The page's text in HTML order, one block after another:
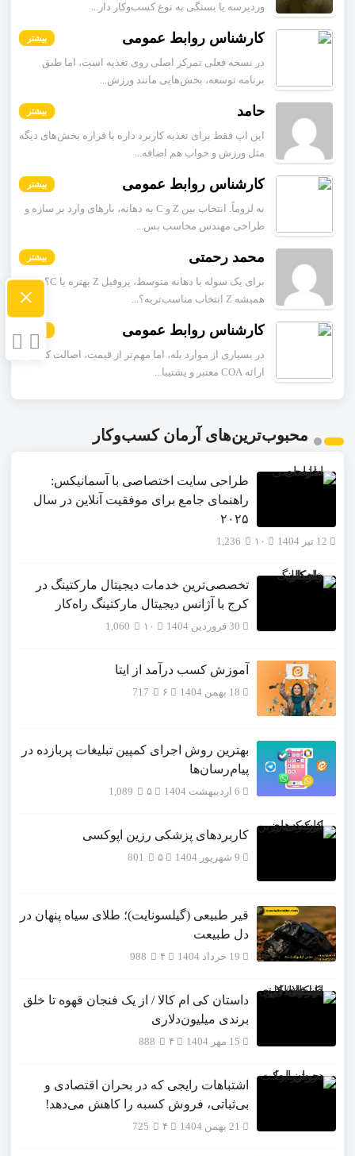
وردپرسه یا بستگی به نوع کسب‌وکار دار...
کارشناس روابط عمومی بیشتر
در نسخه فعلی تمرکز اصلی روی تغذیه است، اما طبق
برنامه توسعه، بخش‌هایی مانند ورزش...
حامد بیشتر
این اپ فقط برای تغذیه کاربرد داره یا قراره بخش‌های دیگه
مثل ورزش و خواب هم اضافه...
کارشناس روابط عمومی بیشتر
نه لزوماً. انتخاب بین Z و C به دهانه، بارهای وارد بر سازه و
طراحی مهندس محاسب بس...
محمد رحمتی بیشتر
برای یک سوله با دهانه متوسط، پروفیل Z بهتره یا C؟
همیشه Z انتخاب مناسب‌تریه؟...
کارشناس روابط عمومی بیشتر
در بسیاری از موارد بله، اما مهم‌تر از قیمت، اصالت کالا،
ارائه COA معتبر و پشتیبا...
محبوب‌ترین‌های آرمان کسب‌وکار
طراحی سایت اختصاصی با آسمانیکس:
راهنمای جامع برای موفقیت آنلاین در سال
۲۰۲۵
12 تیر 1404 1,236
تخصصی‌ترین خدمات دیجیتال مارکتینگ در
کرج با آژانس دیجیتال مارکتینگ راه‌کار
30 فروردین 1404 1,060
آموزش کسب درآمد از ایتا
18 بهمن 1404 717
بهترین روش اجرای کمپین تبلیغات پربازده در
پیام‌رسان‌ها
6 اردیبهشت 1404 1,089
کاربردهای پزشکی رزین اپوکسی
9 شهریور 1404 801
قیر طبیعی (گیلسونایت)؛ طلای سیاه پنهان در
دل طبیعت
19 خرداد 1404 988
داستان کی ام کالا / از یک فنجان قهوه تا خلق
برندی میلیون‌دلاری
15 مهر 1404 888
اشتباهات رایجی که در بحران اقتصادی و
بی‌ثباتی، فروش کسبه را کاهش می‌دهد!
21 بهمن 1404 725
×